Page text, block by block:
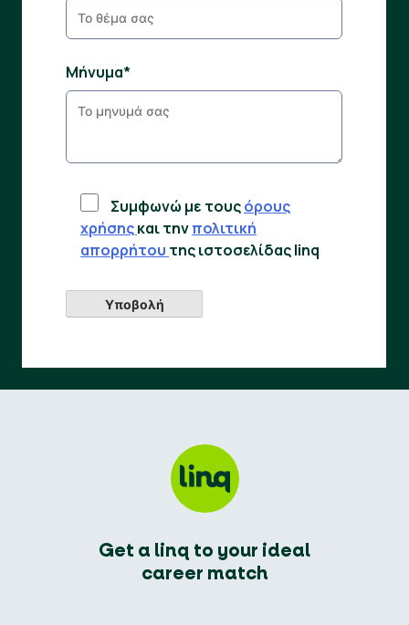
Μήνυμα*
Συμφωνώ με τουςόρους
χρήσηςκαι τηνπολιτική
απορρήτου της ιστοσελίδας linq
Get a linq to your ideal
career match